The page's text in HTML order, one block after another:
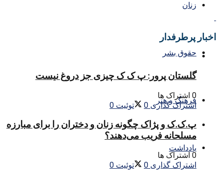
زنان
حقوق بشر
فرهنگ و هنر
یادداشت
اخبار پرطرفدار
گلستان پرور: پ ک ک چیزی جز دروغ نیست
0 اشتراک ها
اشتراک گذاری 0 توئیت 0
پ.ک.ک و پژاک چگونه زنان و دختران را برای مبارزه
مسلحانه فریب می‌دهند؟
0 اشتراک ها
اشتراک گذاری 0 توئیت 0